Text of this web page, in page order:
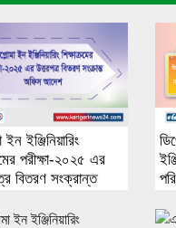
ইঞ্জিনিয়ারিং
পরীক্ষা-২০২৫ এর
বিতরণ সংক্রান্ত